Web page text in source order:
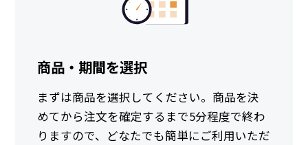
商品・期間を選択
まずは商品を選択してください。商品を決
めてから注文を確定するまで5分程度で終わ
りますので、どなたでも簡単にご利用いただ